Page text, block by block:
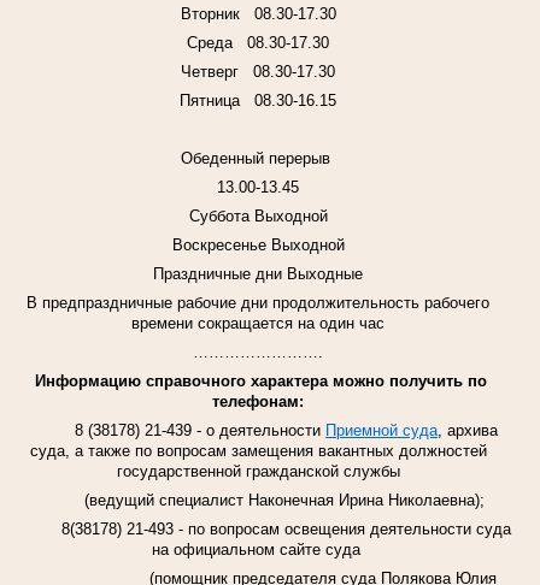
Вторник 08.30-17.30
Среда 08.30-17.30
Четверг 08.30-17.30
Пятница 08.30-16.15
Обеденный перерыв
13.00-13.45
Суббота Выходной
Воскресенье Выходной
Праздничные дни Выходные
В предпраздничные рабочие дни продолжительность рабочего
времени сокращается на один час
Информацию справочного характера можно получить по
телефонам:
8 (38178) 21-439 -о деятельности Приемной суда , архива
суда, а также по вопросам замещения вакантных должностей
государственной гражданской службы
(ведущий специалист Наконечная Ирина Николаевна);
8(38178) 21-493 - по вопросам освещения деятельности суда
на официальном сайте суда
(помощник председателя суда Полякова Юлия